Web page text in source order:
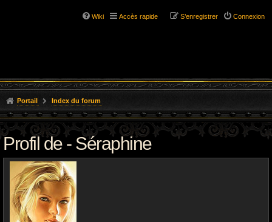
Wiki Accès rapide Connexion
S’enregistrer
Portail Index du forum
Profil de - Séraphine